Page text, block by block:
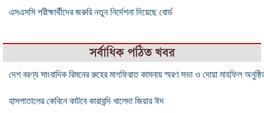
এসএসসি পরীক্ষার্থীদের জরুরি নতুন নির্দেশনা দিয়েছে বোর্ড
সর্বাধিক পঠিত খবর
দেশ বরণ্য সাংবাদিক রিমনের রুহের মাগফিরাত কামনায় স্মরণ সভা ও দোয়া মাহফিল
হাসপাতালের কেবিনে কাটবে কারাবন্দি খালেদা জিয়ার ঈদ